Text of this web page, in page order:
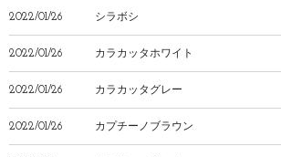
2022/01/26 シラボシ
2022/01/26 カラカッタホワイト
2022/01/26 カラカッタグレー
2022/01/26 カプチーノブラウン